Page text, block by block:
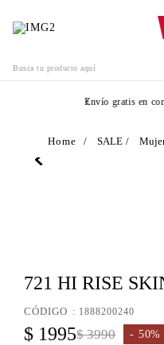
Envío gratis en
SALE
721 HI RISE
: 1888200240
$ 1995$ 3990 50%
Términos Más Buscados
505
. camisa
. jean
. 510